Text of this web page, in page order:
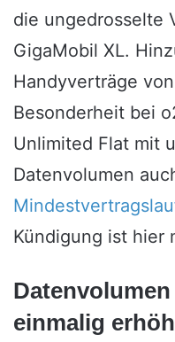
die ungedrosselte
GigaMobil XL.
Handyverträge
Besonderheit bei
Unlimited Flat mit
Datenvolumen
Kündigung ist hier
einmalig